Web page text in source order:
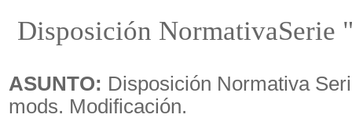
Disposición NormativaSerie
ASUNTO: Disposición Normativa
mods. Modificación.